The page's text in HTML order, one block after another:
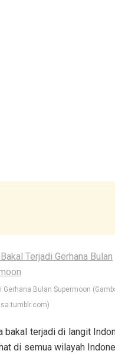
Bulan Supermoon
bakal terjadi di langit
di semua wilayah